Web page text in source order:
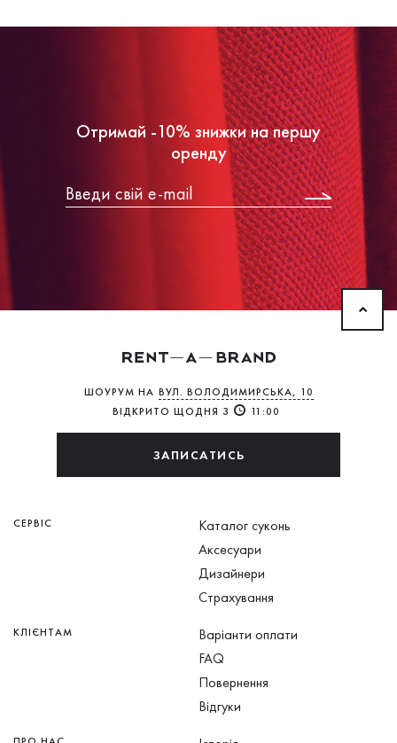
Отримай -10% знижки на першу
оренду
ШОУРУМ НА ВУЛ. ВОЛОДИМИРСЬКА, 10
ВІДКРИТО ЩОДНЯ З
11:00
ЗАПИСАТИСЬ
СЕРВІС
Каталог суконь
Аксесуари
Дизайнери
Страхування
КЛІЄНТАМ
Варіанти оплати
FAQ
Повернення
Відгуки